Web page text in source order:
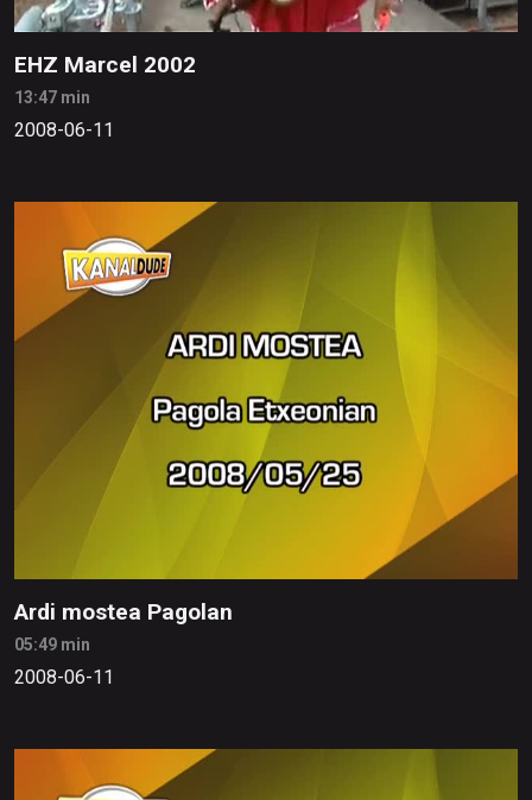
EHZ Marcel 2002
13:47 min
2008-06-11
Ardi mostea Pagolan
05:49 min
2008-06-11